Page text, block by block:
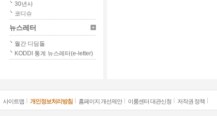
30년사
코디슈
뉴스레터
월간 디딤돌
KODDI 통계 뉴스레터(e-letter)
사이트맵 개인정보처리방침 홈페이지 개선제안 이룸센터 대관신청 저작권 정책